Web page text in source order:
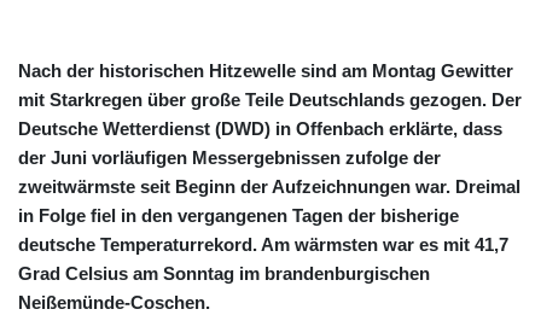
Nach der historischen Hitzewelle sind am Montag Gewitter
mit Starkregen über große Teile Deutschlands gezogen. Der
Deutsche Wetterdienst (DWD) in Offenbach erklärte, dass
der Juni vorläufigen Messergebnissen zufolge der
zweitwärmste seit Beginn der Aufzeichnungen war. Dreimal
in Folge fiel in den vergangenen Tagen der bisherige
deutsche Temperaturrekord. Am wärmsten war es mit 41,7
Grad Celsius am Sonntag im brandenburgischen
Neißemünde-Coschen.